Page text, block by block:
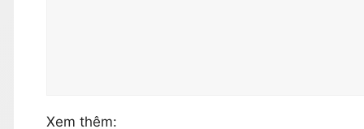
Xem thêm: